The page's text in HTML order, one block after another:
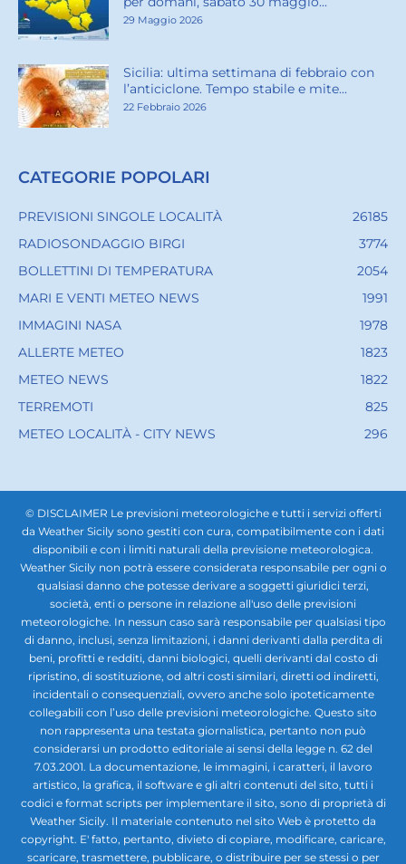
29 Maggio 2026
Sicilia: ultima settimana di febbraio con
l’anticiclone. Tempo stabile e mite...
22 Febbraio 2026
CATEGORIE POPOLARI
PREVISIONI SINGOLE LOCALITÀ
26185
RADIOSONDAGGIO BIRGI
3774
BOLLETTINI DI TEMPERATURA
2054
MARI E VENTI METEO NEWS
1991
IMMAGINI NASA
1978
ALLERTE METEO
1823
METEO NEWS
1822
TERREMOTI
825
METEO LOCALITÀ - CITY NEWS
296
© DISCLAIMER Le previsioni meteorologiche e tutti i servizi offerti
da Weather Sicily sono gestiti con cura, compatibilmente con i dati
disponibili e con i limiti naturali della previsione meteorologica.
Weather Sicily non potrà essere considerata responsabile per ogni o
qualsiasi danno che potesse derivare a soggetti giuridici terzi,
società, enti o persone in relazione all'uso delle previsioni
meteorologiche. In nessun caso sarà responsabile per qualsiasi tipo
di danno, inclusi, senza limitazioni, i danni derivanti dalla perdita di
beni, profitti e redditi, danni biologici, quelli derivanti dal costo di
ripristino, di sostituzione, od altri costi similari, diretti od indiretti,
incidentali o consequenziali, ovvero anche solo ipoteticamente
collegabili con l’uso delle previsioni meteorologiche. Questo sito
non rappresenta una testata giornalistica, pertanto non può
considerarsi un prodotto editoriale ai sensi della legge n. 62 del
7.03.2001. La documentazione, le immagini, i caratteri, il lavoro
artistico, la grafica, il software e gli altri contenuti del sito, tutti i
codici e format scripts per implementare il sito, sono di proprietà di
Weather Sicily. Il materiale contenuto nel sito Web è protetto da
copyright. E' fatto, pertanto, divieto di copiare, modificare, caricare,
scaricare, trasmettere, pubblicare, o distribuire per se stessi o per